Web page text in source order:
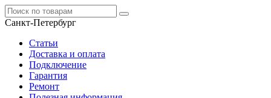
Санкт-Петербург
Статьи
Доставка и оплата
Подключение
Гарантия
Ремонт